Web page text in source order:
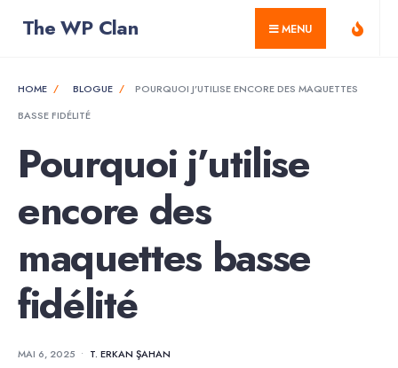
The WP Clan MENU
HOME BLOGUE
POURQUOI J’UTILISE ENCORE DES MAQUETTES
BASSE FIDÉLITÉ
Pourquoi j’utilise
encore des
maquettes basse
fidélité
MAI 6, 2025 • T. ERKAN ŞAHAN